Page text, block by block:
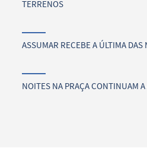
TERRENOS
ASSUMAR RECEBE A ÚLTIMA DAS
NOITES NA PRAÇA CONTINUAM